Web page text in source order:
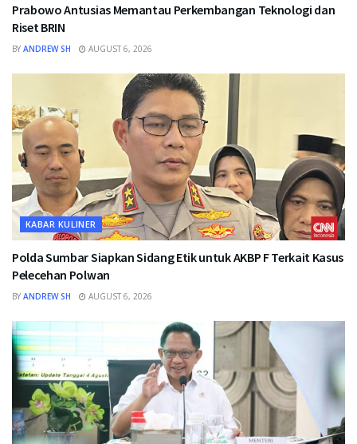
Prabowo Antusias Memantau Perkembangan Teknologi dan
Riset BRIN
BY ANDREW SH AUGUST 6, 2026
KABAR KULINER
Polda Sumbar Siapkan Sidang Etik untuk AKBP F Terkait Kasus
Pelecehan Polwan
BY ANDREW SH AUGUST 6, 2026